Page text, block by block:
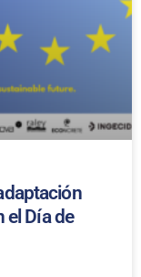
el Día de